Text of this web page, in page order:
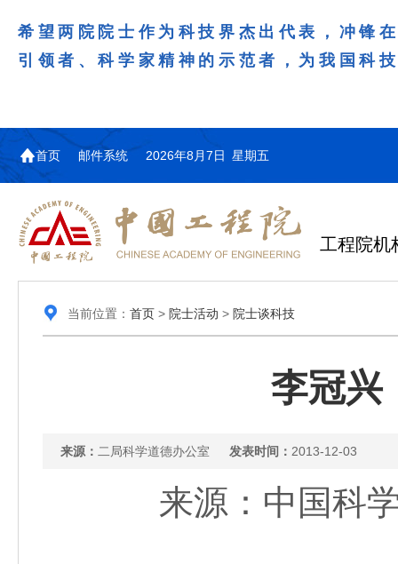
希望两院院士作为科技界杰出代表，冲锋
引领者、科学家精神的示范者，为我国科
首页 邮件系统 2026年8月7日 星期五
工程院机
当前位置： 首页> 院士活动 > 院士谈科技
李冠兴
来源： 二局科学道德办公室 发表时间： 2013-12-03
来源：中国科